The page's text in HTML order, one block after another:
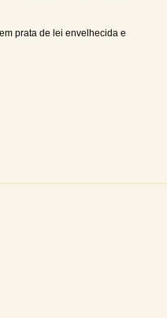
prata de lei envelhecida e